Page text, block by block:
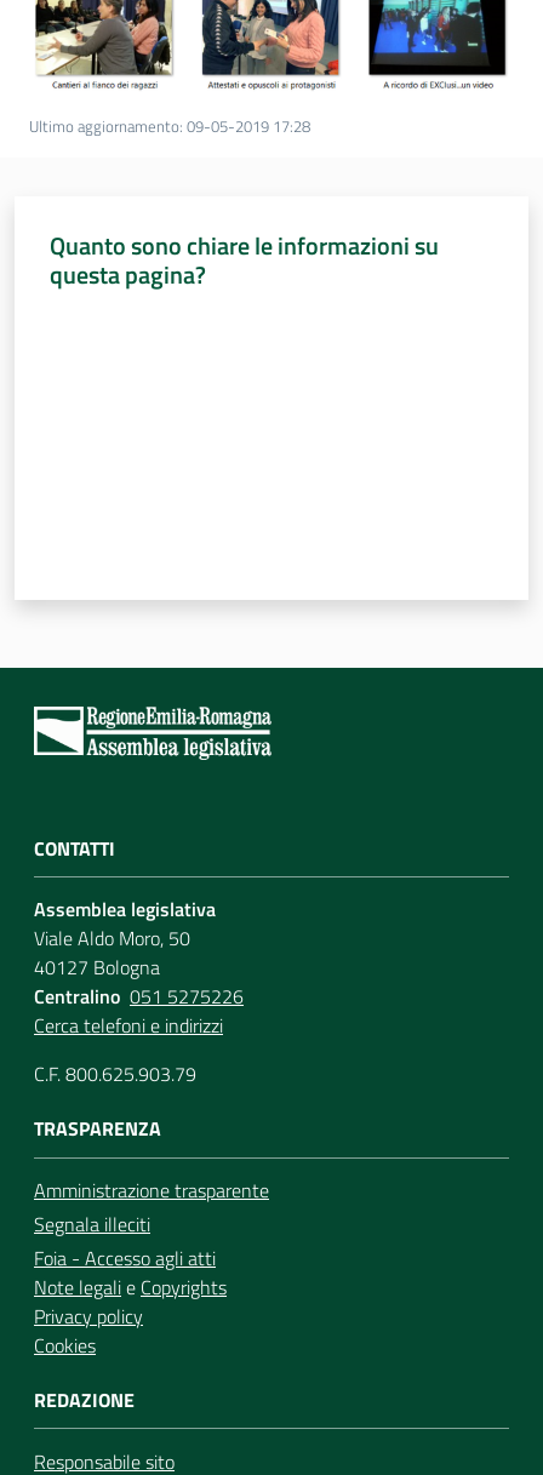
Ultimo aggiornamento: 09-05-2019 17:28
Quanto sono chiare le informazioni su
questa pagina?
CONTATTI
Assemblea legislativa
Viale Aldo Moro, 50
40127 Bologna
Centralino 051 5275226
Cerca telefoni e indirizzi
C.F. 800.625.903.79
TRASPARENZA
Amministrazione trasparente
Segnala illeciti
Foia - Accesso agli atti
Note legalie Copyrights
Privacy policy
Cookies
REDAZIONE
Responsabile sito